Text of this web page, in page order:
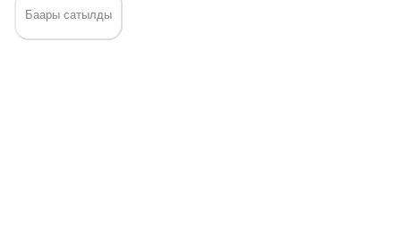
Баары сатылды